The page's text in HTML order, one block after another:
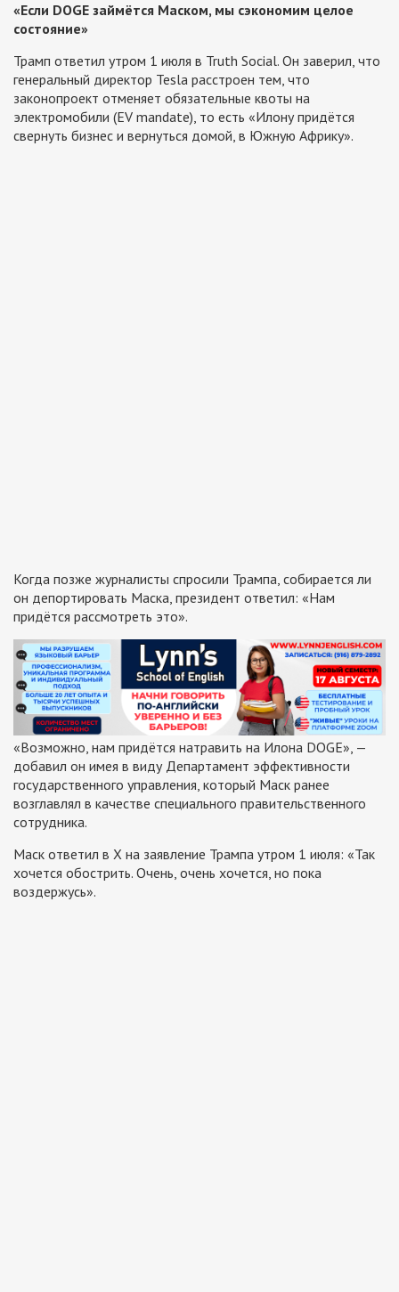
«Если DOGE займётся Маском, мы сэкономим целое
состояние»
Трамп ответил утром 1 июля в Truth Social. Он заверил, что
генеральный директор Tesla расстроен тем, что
законопроект отменяет обязательные квоты на
электромобили (EV mandate), то есть «Илону придётся
свернуть бизнес и вернуться домой, в Южную Африку».
Когда позже журналисты спросили Трампа, собирается ли
он депортировать Маска, президент ответил: «Нам
придётся рассмотреть это».
«Возможно, нам придётся натравить на Илона DOGE», —
добавил он имея в виду Департамент эффективности
государственного управления, который Маск ранее
возглавлял в качестве специального правительственного
сотрудника.
Маск ответил в X на заявление Трампа утром 1 июля: «Так
хочется обострить. Очень, очень хочется, но пока
воздержусь».